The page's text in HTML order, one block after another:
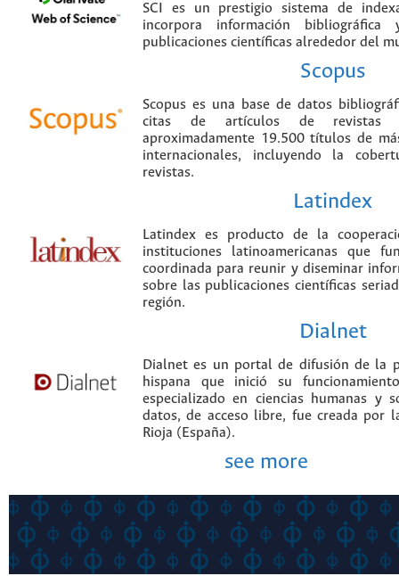
SCI es un prestigio sistema de
incorpora información
publicaciones científicas alrededor del
Scopus
Scopus es una base de datos
citas de artículos de revistas
aproximadamente 19.500 títulos de
internacionales, incluyendo la
revistas.
Latindex
Latindex es producto de la
instituciones latinoamericanas que
coordinada para reunir y diseminar
sobre las publicaciones científicas
región.
Dialnet
Dialnet es un portal de difusión de la
hispana que inició su
especializado en ciencias humanas y
datos, de acceso libre, fue creada por
Rioja (España).
see more